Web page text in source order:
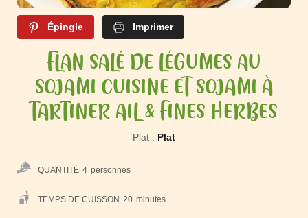
Épingle Imprimer
FLAN SALÉ DE LÉGUMES AU
SOJAMI CUISINE ET SOJAMI À
TARTINER AIL & FINES HERBES
Plat : Plat
QUANTITÉ 4 personnes
TEMPS DE CUISSON 20 minutes